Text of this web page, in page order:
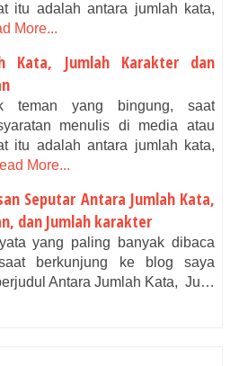
itu adalah antara jumlah kata,
More...
Kata, Jumlah Karakter dan
teman yang bingung, saat
menulis di media atau
itu adalah antara jumlah kata,
More...
Seputar Antara Jumlah Kata,
dan Jumlah karakter
yang paling banyak dibaca
berkunjung ke blog saya
Antara Jumlah Kata, Ju…